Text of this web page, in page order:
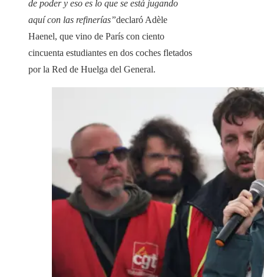
de poder y eso es lo que se está jugando
aquí con las refinerías”declaró Adèle
Haenel, que vino de París con ciento
cincuenta estudiantes en dos coches fletados
por la Red de Huelga del General.